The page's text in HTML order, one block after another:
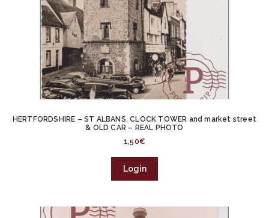
HERTFORDSHIRE – ST ALBANS, CLOCK TOWER and market street
& OLD CAR – REAL PHOTO
1,50€
Login